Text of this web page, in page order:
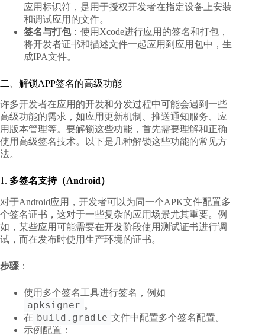
应用标识符，是用于授权开发者在指定设备上安装
和调试应用的文件。
签名与打包：使用Xcode进行应用的签名和打包，
将开发者证书和描述文件一起应用到应用包中，生
成IPA文件。
二、解锁APP签名的高级功能
许多开发者在应用的开发和分发过程中可能会遇到一些
高级功能的需求，如应用更新机制、推送通知服务、应
用版本管理等。要解锁这些功能，首先需要理解和正确
使用高级签名技术。以下是几种解锁这些功能的常见方
法。
1. 多签名支持（Android）
对于Android应用，开发者可以为同一个APK文件配置多
个签名证书，这对于一些复杂的应用场景尤其重要。例
如，某些应用可能需要在开发阶段使用测试证书进行调
试，而在发布时使用生产环境的证书。
步骤 ：
使用多个签名工具进行签名，例如
apksigner 。
在 build.gradle 文件中配置多个签名配置。
示例配置：